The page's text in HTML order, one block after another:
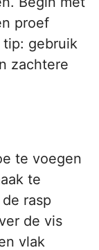
proef
gebruik
zachtere
te voegen
te
rasp
de vis
vlak